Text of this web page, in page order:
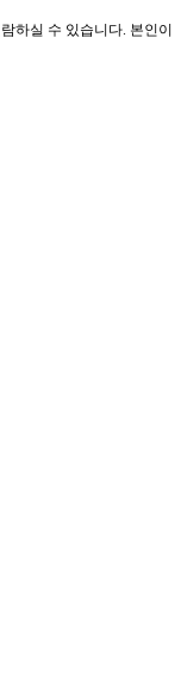
하실 수 있습니다. 본인이